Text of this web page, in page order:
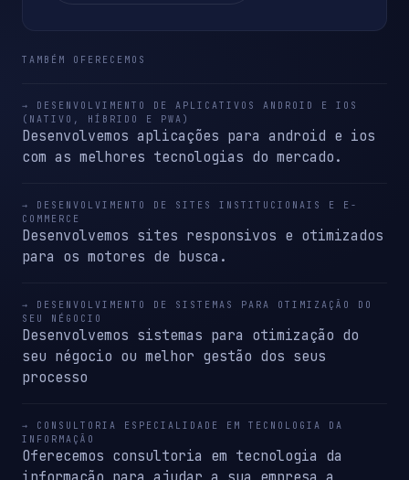
TAMBÉM OFERECEMOS
→ DESENVOLVIMENTO DE APLICATIVOS ANDROID E IOS
(NATIVO, HÍBRIDO E PWA)
Desenvolvemos aplicações para android e ios
com as melhores tecnologias do mercado.
→ DESENVOLVIMENTO DE SITES INSTITUCIONAIS E E-
COMMERCE
Desenvolvemos sites responsivos e otimizados
para os motores de busca.
→ DESENVOLVIMENTO DE SISTEMAS PARA OTIMIZAÇÃO DO
SEU NÉGOCIO
Desenvolvemos sistemas para otimização do
seu négocio ou melhor gestão dos seus
processo
→ CONSULTORIA ESPECIALIDADE EM TECNOLOGIA DA
INFORMAÇÃO
Oferecemos consultoria em tecnologia da